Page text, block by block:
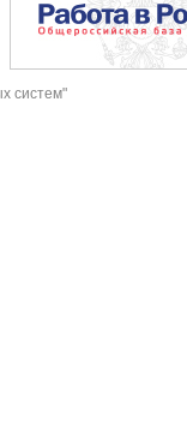
систем"